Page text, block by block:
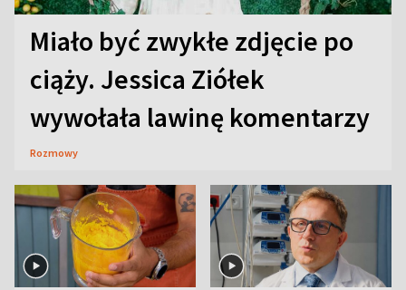
Miało być zwykłe zdjęcie po
ciąży. Jessica Ziółek
wywołała lawinę komentarzy
Rozmowy